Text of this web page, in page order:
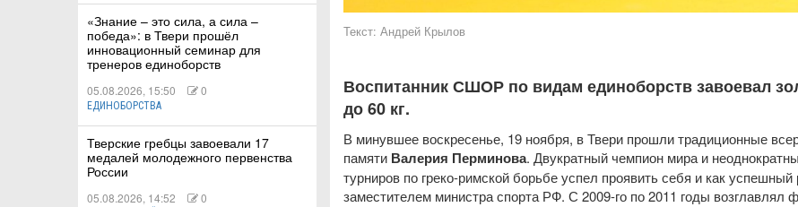
«Знание – это сила, а сила –
победа»: в Твери прошёл
инновационный семинар для
тренеров единоборств
05.08.2026, 15:50 0
ЕДИНОБОРСТВА
Тверские гребцы завоевали 17
медалей молодежного первенства
России
05.08.2026, 14:52 0
Текст:Андрей Крылов
Воспитанник СШОР по видам единоборств завоевал
до 60 кг.
В минувшее воскресенье, 19 ноября, в Твери прошли традиционные
памяти Валерия Перминова. Двукратный чемпион мира и
турниров по греко-римской борьбе успел проявить себя и как
заместителем министра спорта РФ. С 2009-го по 2011 годы возглавлял